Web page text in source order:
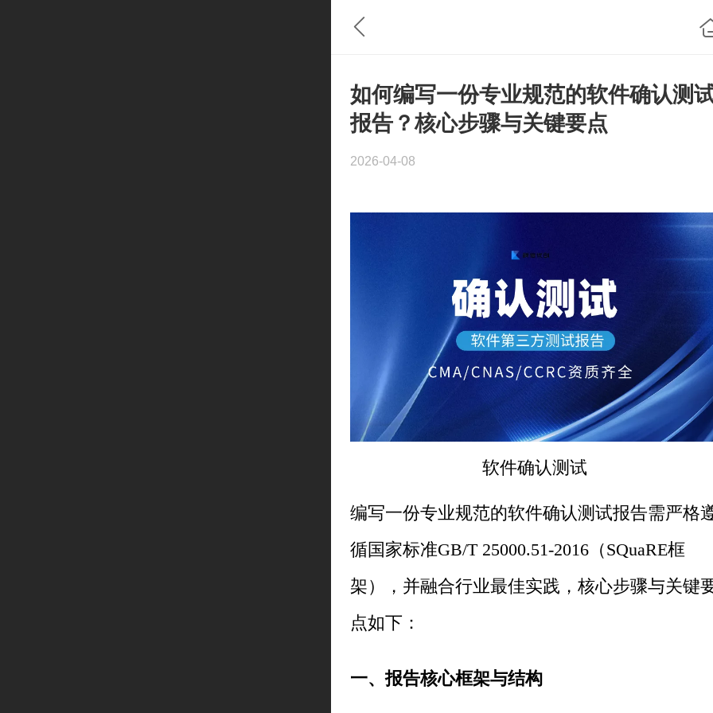
如何编写一份专业规范的软件确认测
报告？核心步骤与关键要点
2026-04-08
软件确认测试
编写一份专业规范的软件确认测试报告需严格
循国家标准GB/T 25000.51-2016（SQuaRE框
架），并融合行业最佳实践，核心步骤与关键
点如下：
一、报告核心框架与结构